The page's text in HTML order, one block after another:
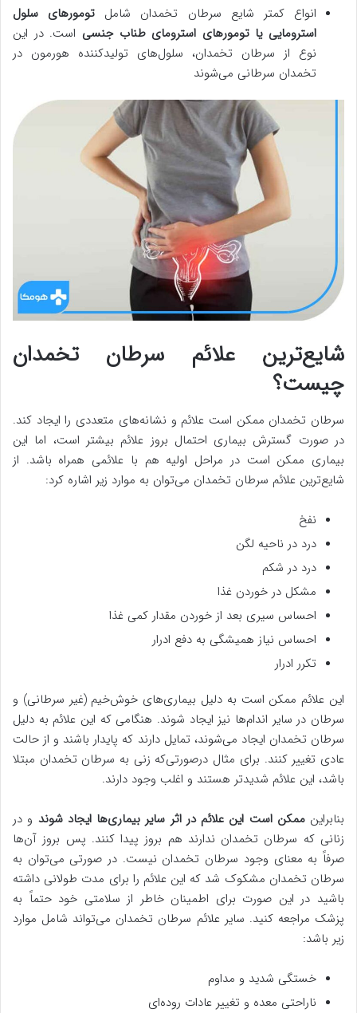
انواع کمتر شایع سرطان تخمدان شامل تومورهای سلول
استرومایی یا تومورهای استرومای طناب جنسی است. در این
نوع از سرطان تخمدان، سلول‌های تولیدکننده هورمون در
تخمدان سرطانی می‌شوند
شایع‌ترین علائم سرطان تخمدان
چیست؟
سرطان تخمدان ممکن است علائم و نشانه‌های متعددی را ایجاد کند.
در صورت گسترش بیماری احتمال بروز علائم بیشتر است، اما این
بیماری ممکن است در مراحل اولیه هم با علائمی همراه باشد. از
شایع‌ترین علائم سرطان تخمدان می‌توان به موارد زیر اشاره کرد:
نفخ
درد در ناحیه لگن
درد در شکم
مشکل در خوردن غذا
احساس سیری بعد از خوردن مقدار کمی غذا
احساس نیاز همیشگی به دفع ادرار
تکرر ادرار
این علائم ممکن است به دلیل بیماری‌های خوش‌خیم (غیر سرطانی) و
سرطان در سایر اندام‌ها نیز ایجاد شوند. هنگامی که این علائم به دلیل
سرطان تخمدان ایجاد می‌شوند، تمایل دارند که پایدار باشند و از حالت
عادی تغییر کنند. برای مثال درصورتی‌که زنی به سرطان تخمدان مبتلا
باشد، این علائم شدیدتر هستند و اغلب وجود دارند.
بنابراینممکن است این علائم در اثر سایر بیماری‌ها ایجاد ‌شوند و در
زنانی که سرطان تخمدان ندارند هم بروز پیدا کنند. پس بروز آن‌ها
صرفاً به معنای وجود سرطان تخمدان نیست. در صورتی می‌توان به
سرطان تخمدان مشکوک شد که این علائم را برای مدت طولانی داشته
باشید در این صورت برای اطمینان خاطر از سلامتی خود حتماً به
پزشک مراجعه کنید. سایر علائم سرطان تخمدان می‌تواند شامل موارد
زیر باشد:
خستگی شدید و مداوم
ناراحتی معده و تغییر عادات روده‌ای